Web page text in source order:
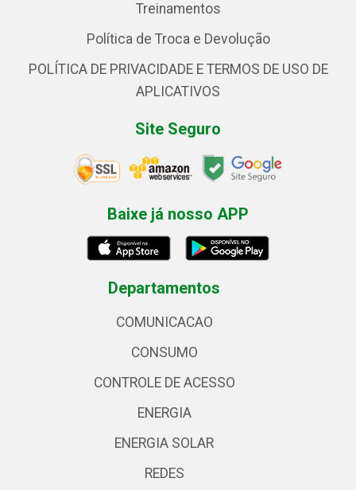
Treinamentos
Política de Troca e Devolução
POLÍTICA DE PRIVACIDADE E TERMOS DE USO DE
APLICATIVOS
Site Seguro
Baixe já nosso APP
Departamentos
COMUNICACAO
CONSUMO
CONTROLE DE ACESSO
ENERGIA
ENERGIA SOLAR
REDES